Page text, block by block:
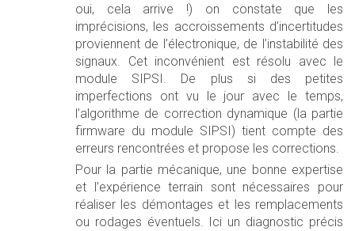
oui, cela arrive !) on constate que les
imprécisions, les accroissements d’incertitudes
proviennent de l’électronique, de l’instabilité des
signaux. Cet inconvénient est résolu avec le
module SIPSI. De plus si des petites
imperfections ont vu le jour avec le temps,
l’algorithme de correction dynamique (la partie
firmware du module SIPSI) tient compte des
erreurs rencontrées et propose les corrections.
Pour la partie mécanique, une bonne expertise
et l’expérience terrain sont nécessaires pour
réaliser les démontages et les remplacements
ou rodages éventuels. Ici un diagnostic précis